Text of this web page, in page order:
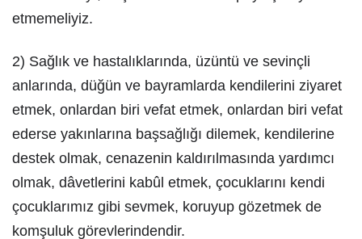
etmemeliyiz.
2) Sağlık ve hastalıklarında, üzüntü ve sevinçli
anlarında, düğün ve bayramlarda kendilerini ziyaret
etmek, onlardan biri vefat etmek, onlardan biri vefat
ederse yakınlarına başsağlığı dilemek, kendilerine
destek olmak, cenazenin kaldırılmasında yardımcı
olmak, dâvetlerini kabûl etmek, çocuklarını kendi
çocuklarımız gibi sevmek, koruyup gözetmek de
komşuluk görevlerindendir.